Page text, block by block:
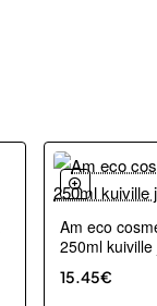
Am eco
250ml
15.45€